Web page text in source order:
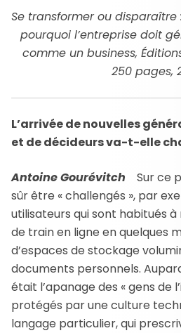
Se transformer ou disparaître
pourquoi l’entreprise doit
comme un business,
250 pages,
L’arrivée de nouvelles
et de décideurs va-t-elle
Antoine Gourévitch Sur ce
sûr être « challengés », par
utilisateurs qui sont habitués
de train en ligne en quelques
d’espaces de stockage
documents personnels.
était l’apanage des « gens de
protégés par une culture
langage particulier, qui